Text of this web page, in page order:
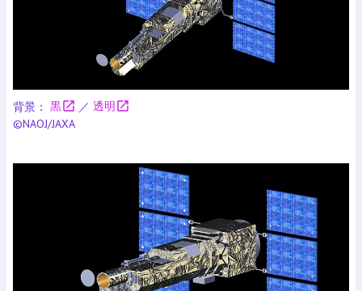
背景： 黒open_in_new ／ 透明open_in_new
©NAOJ/JAXA